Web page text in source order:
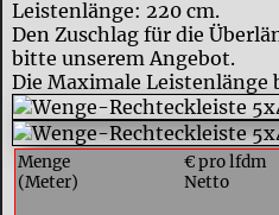
Leistenlänge: 220 cm.
Den Zuschlag für die
bitte unserem Angebot.
Die Maximale Leistenlänge
Menge
(Meter)
€ pro lfdm
Netto